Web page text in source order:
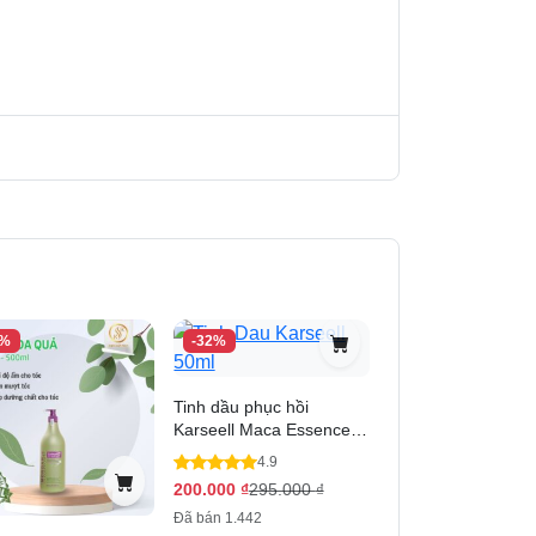
chính là giúp cho mái tóc trở nên bóng
-32%
Tinh dầu phục hồi
Karseell Maca Essence
Oil - 50ml
4.9
200.000 ₫295.000₫
Đã bán 1.442